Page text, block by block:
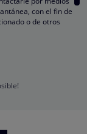
con el fin de
o de otros
en su caso, para
su solicitud con las
de que estas
de acuerdo a su
de Privacidad